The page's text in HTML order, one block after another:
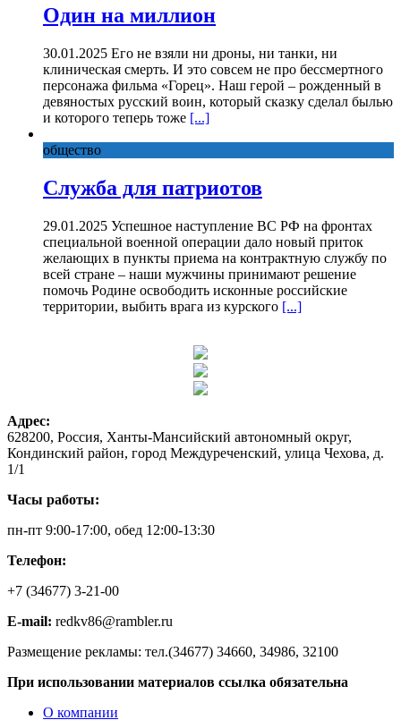
Один на миллион
30.01.2025 Его не взяли ни дроны, ни танки, ни
клиническая смерть. И это совсем не про бессмертного
персонажа фильма «Горец». Наш герой – рожденный в
девяностых русский воин, который сказку сделал былью
и которого теперь тоже [...]
общество
Служба для патриотов
29.01.2025 Успешное наступление ВС РФ на фронтах
специальной военной операции дало новый приток
желающих в пункты приема на контрактную службу по
всей стране – наши мужчины принимают решение
помочь Родине освободить исконные российские
территории, выбить врага из курского [...]
Адрес:
628200, Россия, Ханты-Мансийский автономный округ,
Кондинский район, город Междуреченский, улица Чехова, д.
1/1
Часы работы:
пн-пт 9:00-17:00, обед 12:00-13:30
Телефон:
+7 (34677) 3-21-00
E-mail: redkv86@rambler.ru
Размещение рекламы: тел.(34677) 34660, 34986, 32100
При использовании материалов ссылка обязательна
О компании